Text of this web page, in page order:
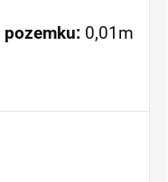
pozemku: 0,01m